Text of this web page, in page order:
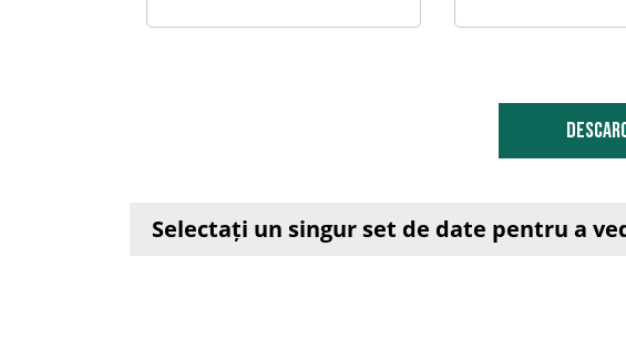
Selectați un singur set de date pentru a